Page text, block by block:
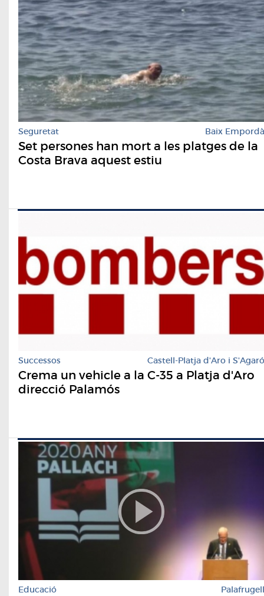
Seguretat Baix Empordà
Set persones han mort a les platges de la
Costa Brava aquest estiu
Successos Castell-Platja d'Aro i S'Agaró
Crema un vehicle a la C-35 a Platja d'Aro
direcció Palamós
Educació Palafrugell